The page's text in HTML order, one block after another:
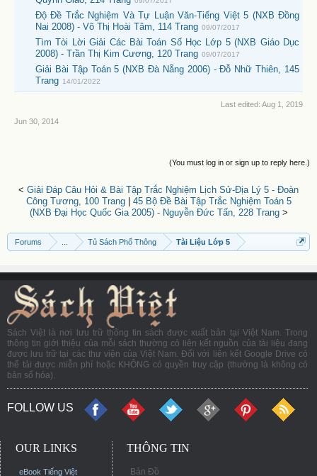
Độ Đề Trắc Nghiệm Và Tự Luận Văn-Tiếng Việt 5 (NXB Đồng
Nai 2008) - Võ Thị Hoài Tâm, 114 Trang 09/07/2017
Tìm Tòi Lời Giải Các Bài Toán Số Học Lớp 5 (NXB Giáo Dục
2008) - Trần Thị Kim Cương, 120 Trang 09/07/2017
Giải Bài Tập Toán 5 (NXB Đà Nẵng 2006) - Đỗ Nhữ Thiên, 145
Trang 14/01/2022
Last edited: Aug 1, 2019
Jun 30, 2014
(You must log in or sign up to reply here.)
< Giải Đáp Câu Hỏi & Bài Tập Trắc Nghiệm Lịch Sử-Địa Lý 5 - Đoàn
Công Tương, 100 Trang| 45 Bộ Đề Bài Tập Trắc Nghiệm Toán 5
(NXB Đại Học Quốc Gia 2005) - Nguyễn Đức Tấn, 228 Trang>
Forums Tủ Sách Phổ Thông Tài Liệu Lớp 5
Sách Việt là nơi lưu trữ thông tin sách được xuất bản tại Việt Nam. Trong
thông tin giới thiệu của mỗi sách thường có liên kết nguồn của tài liệu đang
được lưu trữ tại các thư viện của Việt Nam. Đối với liên kết Google Drive có
thể tải được miễn phí hoặc KHÔNG có quyền truy cập (thường là không có
bản số hóa).
FOLLOW US
OUR LINKS
eBook Tiếng Việt
THÔNG TIN
Bản Đồ